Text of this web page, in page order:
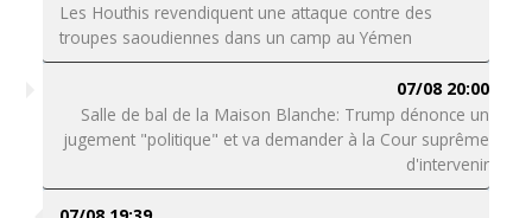
Les Houthis revendiquent une attaque contre des
troupes saoudiennes dans un camp au Yémen
07/08 20:00
Salle de bal de la Maison Blanche: Trump dénonce un
jugement "politique" et va demander à la Cour suprême
d'intervenir